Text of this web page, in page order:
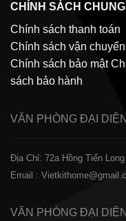
CHÍNH SÁCH CHUNG
Chính sách thanh toán
Chính sách vận chuyển
Chính sách bảo mật
sách bảo hành
VĂN PHÒNG ĐẠI DIỆN
Địa Chỉ: 72a Hồng Tiến
Email :
VĂN PHÒNG ĐẠI DIỆN